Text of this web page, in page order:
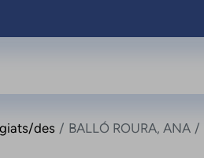
des BALLÓ ROURA, ANA